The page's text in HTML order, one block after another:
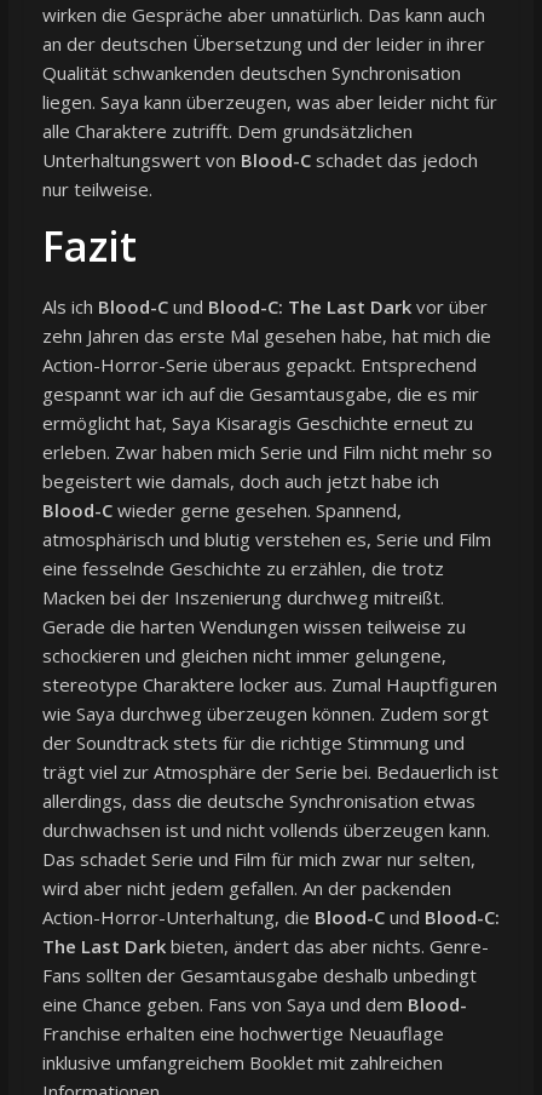
wirken die Gespräche aber unnatürlich. Das kann auch
an der deutschen Übersetzung und der leider in ihrer
Qualität schwankenden deutschen Synchronisation
liegen. Saya kann überzeugen, was aber leider nicht für
alle Charaktere zutrifft. Dem grundsätzlichen
Unterhaltungswert von Blood-Cschadet das jedoch
nur teilweise.
Fazit
Als ich Blood-Cund Blood-C: The Last Darkvor über
zehn Jahren das erste Mal gesehen habe, hat mich die
Action-Horror-Serie überaus gepackt. Entsprechend
gespannt war ich auf die Gesamtausgabe, die es mir
ermöglicht hat, Saya Kisaragis Geschichte erneut zu
erleben. Zwar haben mich Serie und Film nicht mehr so
begeistert wie damals, doch auch jetzt habe ich
Blood-Cwieder gerne gesehen. Spannend,
atmosphärisch und blutig verstehen es, Serie und Film
eine fesselnde Geschichte zu erzählen, die trotz
Macken bei der Inszenierung durchweg mitreißt.
Gerade die harten Wendungen wissen teilweise zu
schockieren und gleichen nicht immer gelungene,
stereotype Charaktere locker aus. Zumal Hauptfiguren
wie Saya durchweg überzeugen können. Zudem sorgt
der Soundtrack stets für die richtige Stimmung und
trägt viel zur Atmosphäre der Serie bei. Bedauerlich ist
allerdings, dass die deutsche Synchronisation etwas
durchwachsen ist und nicht vollends überzeugen kann.
Das schadet Serie und Film für mich zwar nur selten,
wird aber nicht jedem gefallen. An der packenden
Action-Horror-Unterhaltung, die Blood-Cund Blood-C:
The Last Darkbieten, ändert das aber nichts. Genre-
Fans sollten der Gesamtausgabe deshalb unbedingt
eine Chance geben. Fans von Saya und dem Blood-
Franchise erhalten eine hochwertige Neuauflage
inklusive umfangreichem Booklet mit zahlreichen